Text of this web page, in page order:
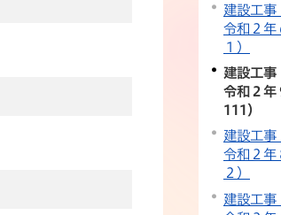
建設工
令和２年
１）
建設工
令和２年
111）
建設工
令和２年
２）
建設工